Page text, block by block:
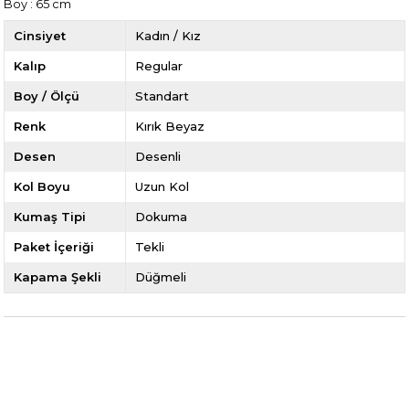
Boy : 65 cm
Cinsiyet Kadın / Kız
Kalıp Regular
Boy / Ölçü Standart
Renk Kırık Beyaz
Desen Desenli
Kol Boyu Uzun Kol
Kumaş Tipi Dokuma
Paket İçeriği Tekli
Kapama Şekli Düğmeli